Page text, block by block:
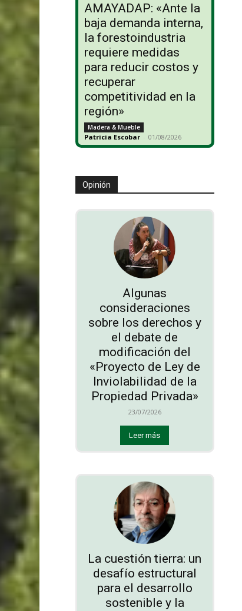
AMAYADAP: «Ante la
baja demanda interna,
la forestoindustria
requiere medidas
para reducir costos y
recuperar
competitividad en la
región»
Madera & Mueble
Patricia Escobar - 01/08/2026
Opinión
Algunas
consideraciones
sobre los derechos y
el debate de
modificación del
«Proyecto de Ley de
Inviolabilidad de la
Propiedad Privada»
23/07/2026
Leer más
La cuestión tierra: un
desafío estructural
para el desarrollo
sostenible y la